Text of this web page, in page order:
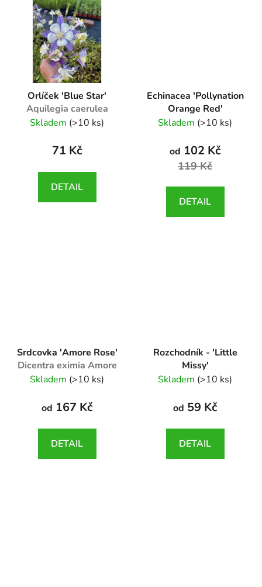
Orlíček 'Blue Star'
Aquilegia caerulea
Blue Star
Skladem (>10 ks)
71 Kč
DETAIL
Echinacea 'Pollynation
Orange Red'
Echinacea 'Pollynation
Skladem (>10 ks)
od 102 Kč
119 Kč
DETAIL
Srdcovka 'Amore Rose'
Dicentra eximia Amore
Rose
Skladem (>10 ks)
od 167 Kč
DETAIL
Rozchodník - 'Little
Missy'
Sedum 'Little Missy'
Skladem (>10 ks)
od 59 Kč
DETAIL